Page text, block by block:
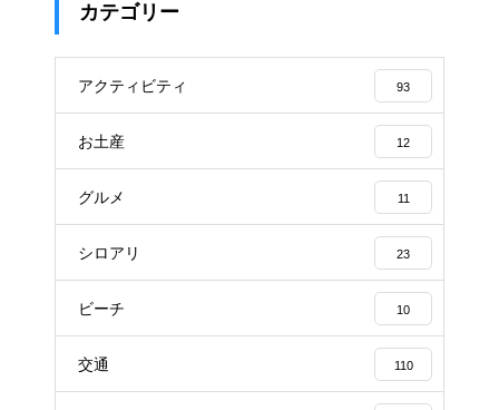
カテゴリー
アクティビティ 93
お土産 12
グルメ 11
シロアリ 23
ビーチ 10
交通 110